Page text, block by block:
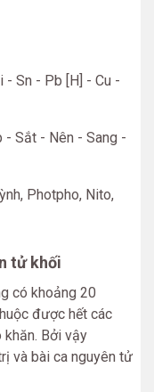
- Sn - Pb [H] - Cu -
- Sắt - Nên - Sang -
Photpho, Nito,
tử khối
có khoảng 20
được hết các
khăn. Bởi vậy
và bài ca nguyên tử